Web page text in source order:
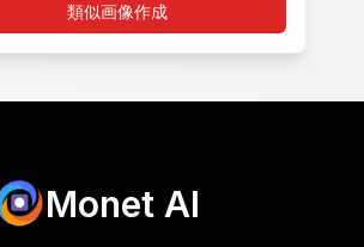
shops, etc. The overall picture is
and highly saturated.
類似画像作成
Monet AI